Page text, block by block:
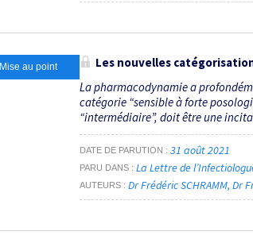
Mise au point
Les nouvelles
La pharmacodynamie a
catégorie “sensible à forte
“intermédiaire”, doit être une
DATE DE PARUTION 31 août 2021
PARU DANS La Lettre de
AUTEURS Dr Frédéric SCHRAMM Dr